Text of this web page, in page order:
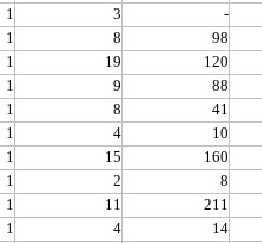
1 3
-
1 8
98
1 19
120
1 9
88
1 8
41
1 4
10
1 15
160
1 2
8
1 11
211
1 4
14